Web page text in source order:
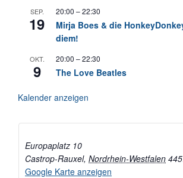
SEP.
19
20:00 –22:30
Mirja Boes & die
diem!
OKT.
9
20:00 –22:30
The Love Beatles
Kalender anzeigen
Europaplatz 10
Castrop-Rauxel, Nordrhein-Westfalen
Google Karte anzeigen